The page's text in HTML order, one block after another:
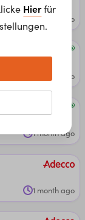
1 month ago
1 month ago
1 month ago
1 month ago
Hierfür